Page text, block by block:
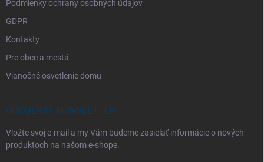
Podmienky ochrany osobných údajov
GDPR
Kontakty
Pre obce a mestá
Vianočné osvetlenie domu
ODOBERAŤ NEWSLETTER
Vložte svoj e-mail a my Vám budeme zasielať informácie o nových
produktoch na našom e-shope.